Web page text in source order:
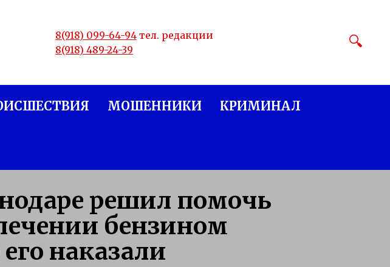
8(918) 099-64-94тел. редакции
8(918) 489-24-39
МОШЕННИКИ КРИМИНАЛ
решил помочь
бензином
наказали